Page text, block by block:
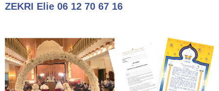
ZEKRI Elie 06 12 70 67 16